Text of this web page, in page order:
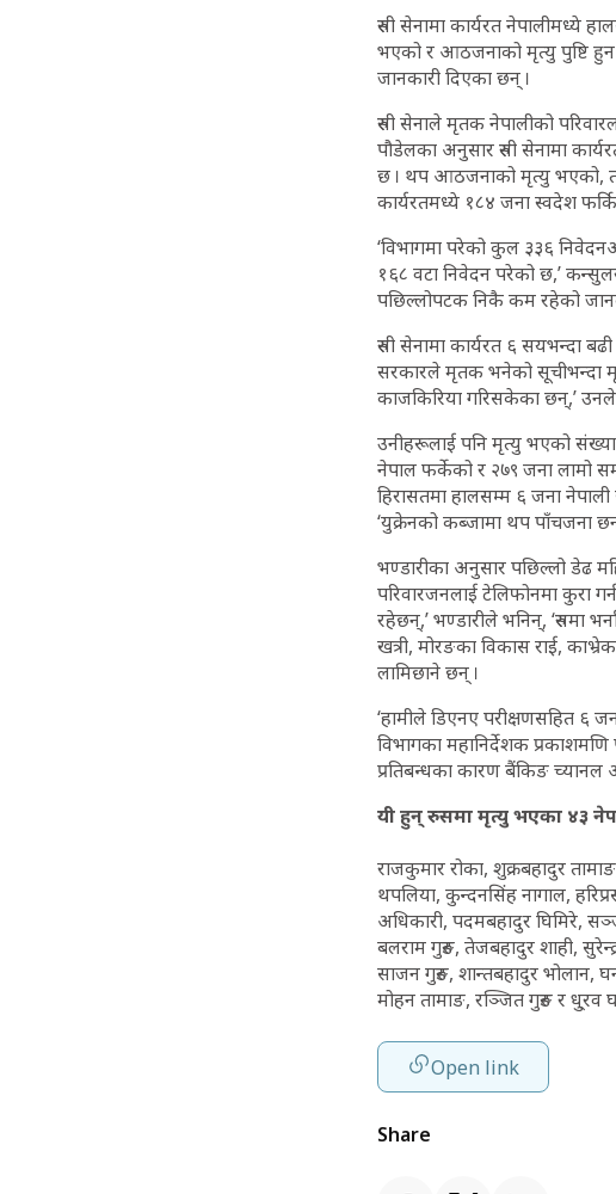
रुसी सेनामा कार्यरत नेपालीमध्ये
भएको र आठजनाको मृत्यु पुष्टि हुन
जानकारी दिएका छन् ।
रुसी सेनाले मृतक नेपालीको
पौडेलका अनुसार रुसी सेनामा
छ । थप आठजनाको मृत्यु भएको, तर
कार्यरतमध्ये १८४ जना स्वदेश
‘विभागमा परेको कुल ३३६
१६८ वटा निवेदन परेको छ,’
पछिल्लोपटक निकै कम रहेको
रुसी सेनामा कार्यरत ६ सयभन्दा
सरकारले मृतक भनेको सूचीभन्दा
काजकिरिया गरिसकेका छन्,’ उनले
उनीहरूलाई पनि मृत्यु भएको
नेपाल फर्केको र २७९ जना लामो
हिरासतमा हालसम्म ६ जना
‘युक्रेनको कब्जामा थप पाँचजना छन्
भण्डारीका अनुसार पछिल्लो डेढ
परिवारजनलाई टेलिफोनमा कुरा
रहेछन्,’ भण्डारीले भनिन्, ‘रुसमा
खत्री, मोरङका विकास राई,
लामिछाने छन् ।
‘हामीले डिएनए परीक्षणसहित ६
विभागका महानिर्देशक
प्रतिबन्धका कारण बैंकिङ च्यानल
यी हुन् रुसमा मृत्यु भएका ४३
राजकुमार रोका, शुक्रबहादुर
थपलिया, कुन्दनसिंह नागाल,
अधिकारी, पदमबहादुर घिमिरे,
बलराम गुरुङ, तेजबहादुर शाही,
साजन गुरुङ, शान्तबहादुर भोलान,
मोहन तामाङ, रञ्जित गुरुङ र धु्रव
Open link
Share